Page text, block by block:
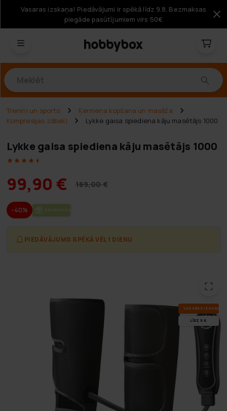
Vasaras izskaņa! Piedāvājumi ir spēkā līdz 9.8. Bezmaksas
piegāde pasūtījumiem virs 50€
Treniņi un sports
Ķermeņa kopšana un masāža
Kompresijas zābaki
Lykke gaisa spiediena kāju masētājs 1000
Lykke gaisa spiediena kāju masētājs 1000
99,90 € 169,00 €
-40% BEZ­MAK­SAS PIE­GĀ­DE
PIEDĀVĀJUMS SPĒKĀ VĒL 1 DIENU
VA­SA­RAS IZ­SKA­ŅA
LĪDZ 9.8.